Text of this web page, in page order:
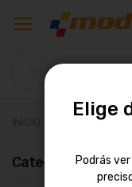
REPUESTOS
Categoría
Elige
Podrás